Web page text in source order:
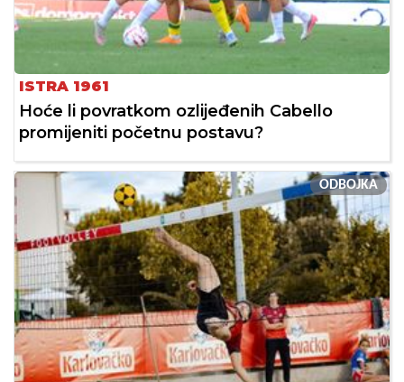
ISTRA 1961
Hoće li povratkom ozlijeđenih Cabello
promijeniti početnu postavu?
ODBOJKA